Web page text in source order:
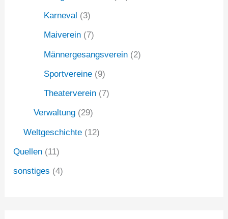
Karneval (3)
Maiverein (7)
Männergesangsverein (2)
Sportvereine (9)
Theaterverein (7)
Verwaltung (29)
Weltgeschichte (12)
Quellen (11)
sonstiges (4)